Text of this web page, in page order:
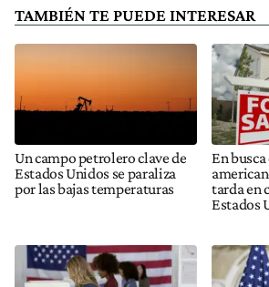
TAMBIÉN TE PUEDE INTERESAR
Un campo petrolero clave de
Estados Unidos se paraliza
por las bajas temperaturas
En
tarda en
Estados